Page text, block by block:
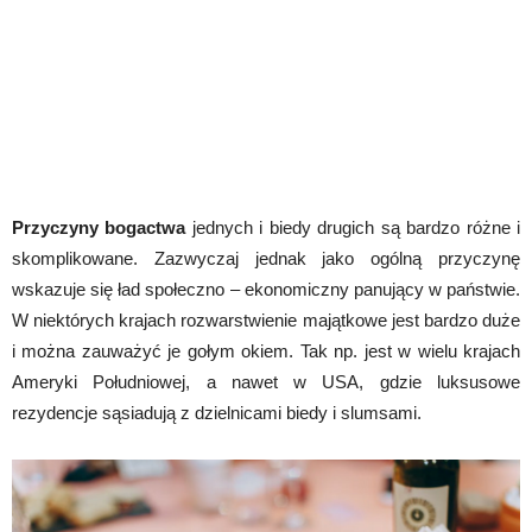
Przyczyny bogactwajednych i biedy drugich są bardzo różne i
skomplikowane. Zazwyczaj jednak jako ogólną przyczynę
wskazuje się ład społeczno – ekonomiczny panujący w państwie.
W niektórych krajach rozwarstwienie majątkowe jest bardzo duże
i można zauważyć je gołym okiem. Tak np. jest w wielu krajach
Ameryki Południowej, a nawet w USA, gdzie luksusowe
rezydencje sąsiadują z dzielnicami biedy i slumsami.